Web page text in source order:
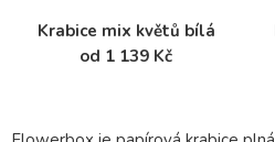
Krabice mix květů bílá
od 1 139 Kč